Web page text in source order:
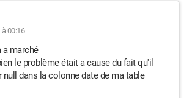
00:16
a marché
le problème était a cause du fait qu'il
null dans la colonne date de ma table